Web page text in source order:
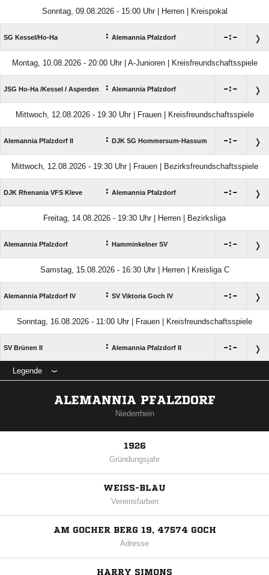
Sonntag, 09.08.2026 - 15:00 Uhr | Herren | Kreispokal
SG Kessel/​Ho-Ha : Alemannia Pfalzdorf :
Montag, 10.08.2026 - 20:00 Uhr | A-Junioren | Kreisfreundschaftsspiele
JSG Ho-Ha /​Kessel /​ Asperden : Alemannia Pfalzdorf :
Mittwoch, 12.08.2026 - 19:30 Uhr | Frauen | Kreisfreundschaftsspiele
Alemannia Pfalzdorf II : DJK SG Hommersum-Hassum :
Mittwoch, 12.08.2026 - 19:30 Uhr | Frauen | Bezirksfreundschaftsspiele
DJK Rhenania VFS Kleve : Alemannia Pfalzdorf :
Freitag, 14.08.2026 - 19:30 Uhr | Herren | Bezirksliga
Alemannia Pfalzdorf : Hamminkelner SV :
Samstag, 15.08.2026 - 16:30 Uhr | Herren | Kreisliga C
Alemannia Pfalzdorf IV : SV Viktoria Goch IV :
Sonntag, 16.08.2026 - 11:00 Uhr | Frauen | Kreisfreundschaftsspiele
SV Brünen II : Alemannia Pfalzdorf II :
Legende
ALEMANNIA PFALZDORF
Niederrhein
1926
Gründungsjahr
WEISS-BLAU
Vereinsfarben
AM GOCHER BERG 19, 47574 GOCH
Adresse
HARRY SIMONS